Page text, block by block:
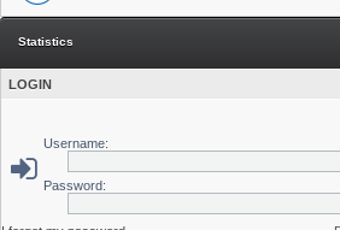
Statistics
LOGIN
Username:
Password: